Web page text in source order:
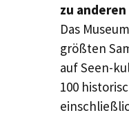
zu
Das
größten
auf Seen-
100